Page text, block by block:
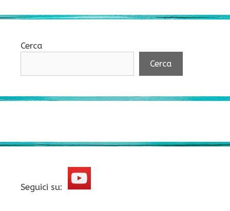
Cerca
Cerca
Seguici su: